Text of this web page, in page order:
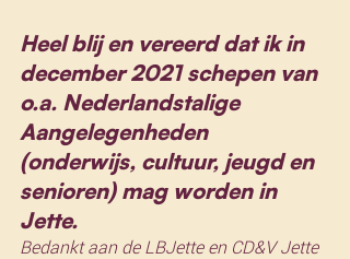
Heel blij en vereerd dat ik in
december 2021 schepen van
o.a. Nederlandstalige
Aangelegenheden
(onderwijs, cultuur, jeugd en
senioren) mag worden in
Jette.
Bedankt aan de LBJette en CD&V Jette